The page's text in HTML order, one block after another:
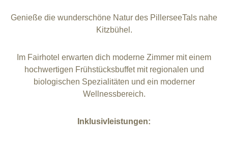
Genieße die wunderschöne Natur des PillerseeTals nahe
Kitzbühel.
Im Fairhotel erwarten dich moderne Zimmer mit einem
hochwertigen Frühstücksbuffet mit regionalen und
biologischen Spezialitäten und ein moderner
Wellnessbereich.
Inklusivleistungen: